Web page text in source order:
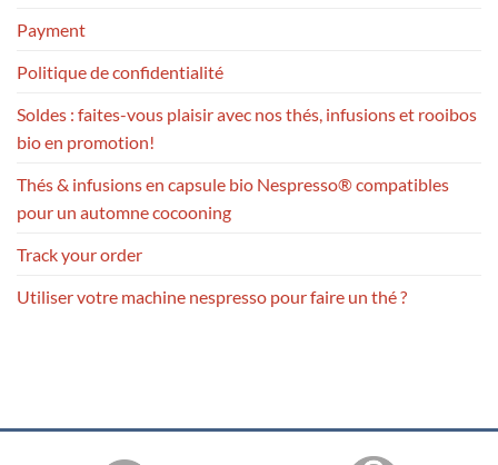
Payment
Politique de confidentialité
Soldes : faites-vous plaisir avec nos thés, infusions et rooibos
bio en promotion!
Thés & infusions en capsule bio Nespresso® compatibles
pour un automne cocooning
Track your order
Utiliser votre machine nespresso pour faire un thé ?